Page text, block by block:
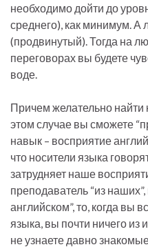
необходимо дойти до
среднего), как минимум. А
(продвинутый). Тогда на
переговорах вы будете
воде.
Причем желательно найти
этом случае вы сможете
навык – восприятие
что носители языка
затрудняет наше
преподаватель “из
английском”, то, когда вы
языка, вы почти ничего из
не узнаете давно